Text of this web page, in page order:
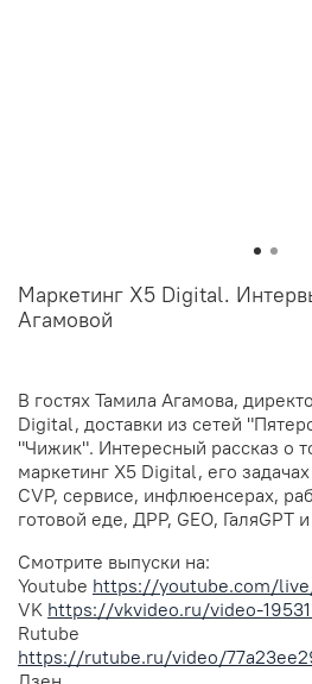
Маркетинг X5 Digital.
Агамовой
В гостях Тамила Агамова,
Digital, доставки из сетей
"Чижик". Интересный рассказ о
маркетинг X5 Digital, его
CVP, сервисе, инфлюенсерах,
готовой еде, ДРР, GEO, ГаляGPT
Смотрите выпуски на:
Youtube https://youtube.com/
VK https://vkvideo.ru/video-
Rutube
https://rutube.ru/video/